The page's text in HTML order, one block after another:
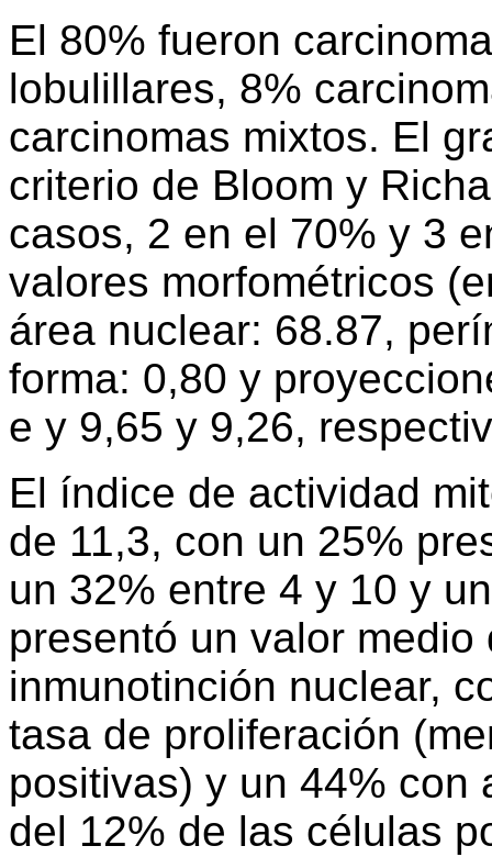
El 80% fueron
lobulillares, 8%
carcinomas mixtos. El
criterio de Bloom y
casos, 2 en el 70% y 3
valores morfométricos
área nuclear: 68.87,
forma: 0,80 y
e y 9,65 y 9,26,
El índice de actividad
de 11,3, con un 25%
un 32% entre 4 y 10 y
presentó un valor
inmunotinción nuclear,
tasa de proliferación
positivas) y un 44% con
del 12% de las células